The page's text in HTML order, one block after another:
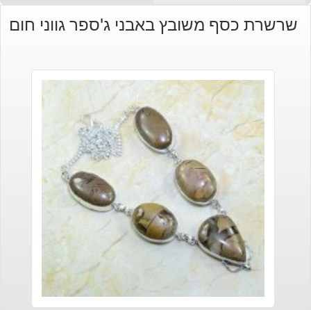
המקורי
היה:
הנוכחי
הוא:
שרשרת כסף משובץ באבני ג'ספר גווני חום